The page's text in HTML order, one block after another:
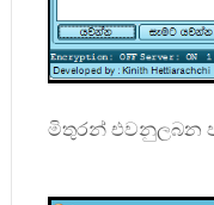
මිතුරන් එවනුලබන